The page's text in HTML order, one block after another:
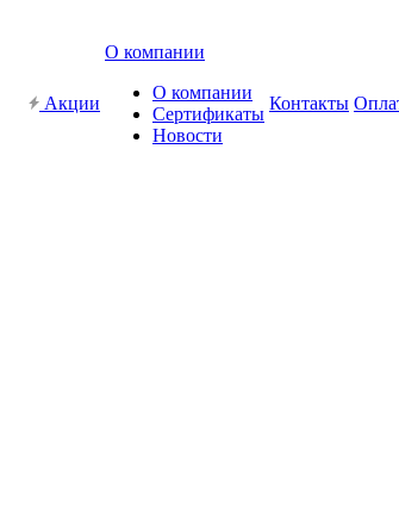
Акции
О компании
О компании
Сертификаты
Новости
Контакты